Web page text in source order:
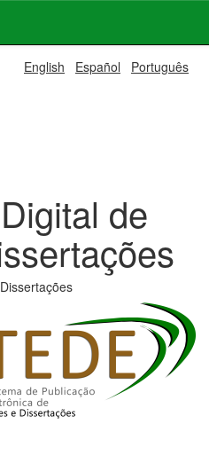
English Español Português
de